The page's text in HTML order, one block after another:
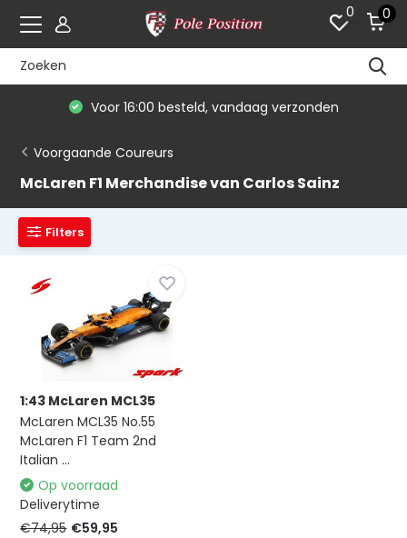
0 0
Voor 16:00 besteld, vandaag verzonden
Voorgaande Coureurs
McLaren F1 Merchandise van Carlos Sainz
Filters
1:43 McLaren MCL35
McLaren MCL35 No.55
McLaren F1 Team 2nd
Italian ...
Op voorraad
Deliverytime
€74,95 €59,95